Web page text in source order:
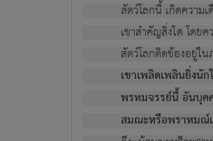
สัตว์โลกนี้ เกิดควา
เขาสำคัญสิ่งใด โดย
สัตว์โลกติดข้องอยู่ใ
เขาเพลิดเพลินยิ่งนัก
พรหมจรรย์นี้ อันบุค
สมณะหรือพราหมณ์